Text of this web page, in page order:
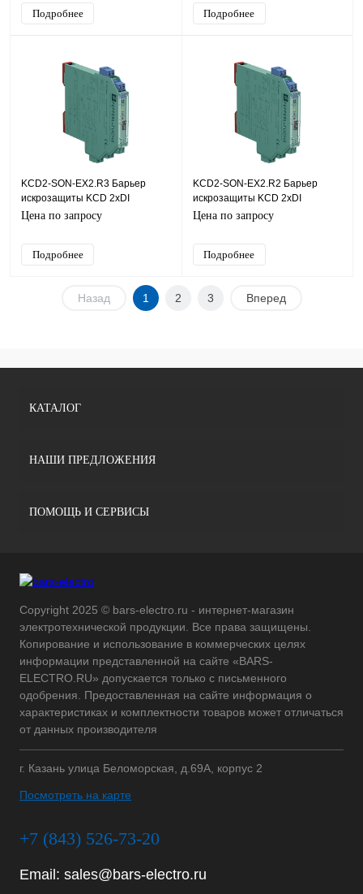
Подробнее Подробнее
KCD2-SON-EX2.R3 Барьер
искрозащиты KCD 2хDI
(NAMUR, СК (сухой контакт)),
Цена по запросу
Подробнее
KCD2-SON-EX2.R2 Барьер
искрозащиты KCD 2хDI
(NAMUR, СК (сухой контакт)),
Цена по запросу
Подробнее
Назад 1 2 3 Вперед
КАТАЛОГ
НАШИ ПРЕДЛОЖЕНИЯ
ПОМОЩЬ И СЕРВИСЫ
Copyright 2025 © bars-electro.ru - интернет-магазин
электротехнической продукции. Все права защищены.
Копирование и использование в коммерческих целях
информации представленной на сайте «BARS-
ELECTRO.RU» допускается только с письменного
одобрения. Предоставленная на сайте информация о
характеристиках и комплектности товаров может отличаться
от данных производителя
г. Казань улица Беломорская, д.69А, корпус 2
Посмотреть на карте
+7 (843) 526-73-20
Email: sales@bars-electro.ru